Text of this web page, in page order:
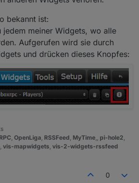
bekannt ist:
jedem meiner Widgets, wo alle
Aufgerufen wird sie durch
und drücken dieses Knopfes:
OpenLiga RSSFeed MyTime pi-hole2
vis-mapwidgets vis-2-widgets-rssfeed
0